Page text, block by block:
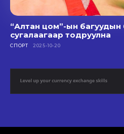
“Алтан цом”-ын багуудын
сугалаагаар тодруулна
СПОРТ 2025-10-20